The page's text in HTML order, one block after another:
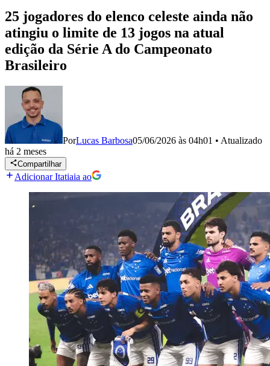
25 jogadores do elenco celeste ainda não
atingiu o limite de 13 jogos na atual
edição da Série A do Campeonato
Brasileiro
PorLucas Barbosa05/06/2026 às 04h01 • Atualizado
há 2 meses
Compartilhar
Adicionar Itatiaia ao